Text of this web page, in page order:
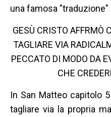
una famosa
GESÙ CRISTO AFFRMÒ
TAGLIARE VIA
PECCATO DI MODO DA
CHE
In San Matteo capitolo
tagliare via la propria